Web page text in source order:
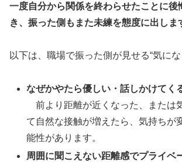
一度自分から関係を終わらせたことに後
き、振った側もまた未練を態度に出しま
以下は、職場で振った側が見せる“気にな
なぜかやたら優しい・話しかけてく
前より距離が近くなった、または
て自然な接触が増えたら、気持ちが
能性があります。
周囲に聞こえない距離感でプライベ